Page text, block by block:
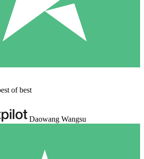
of best
Daowang Wangsu